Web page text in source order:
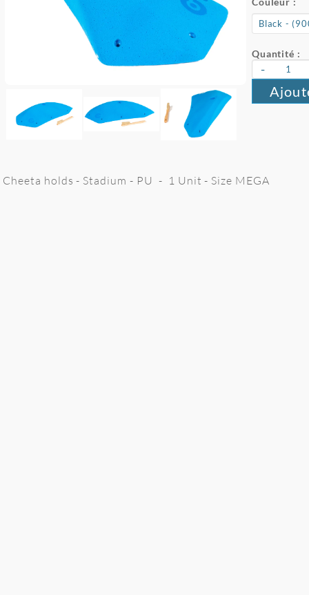
Quantité :
-
Cheeta holds - Stadium - PU - 1 Unit - Size MEGA